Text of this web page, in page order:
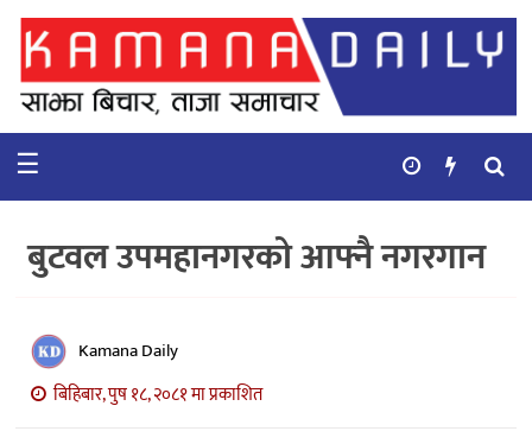
गृहपृष्ठ
समाचार
कुराकानी
अर्थ
र
बाणिज्य
☰
बुटवल उपमहानगरको आफ्नै नगरगान
Kamana Daily
बिहिबार, पुष १८, २०८१ मा प्रकाशित